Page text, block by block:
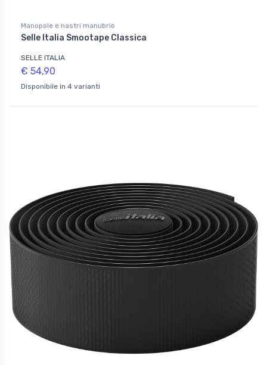
Manopole e nastri manubrio
Selle Italia Smootape Classica
SELLE ITALIA
€ 54,90
Disponibile in 4 varianti